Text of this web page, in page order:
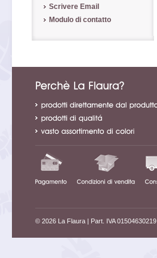
Scrivere Email
Modulo di contatto
© 2026 La Flaura| Part. IVA 01504630219